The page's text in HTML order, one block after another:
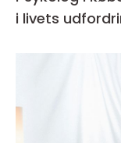
i livets